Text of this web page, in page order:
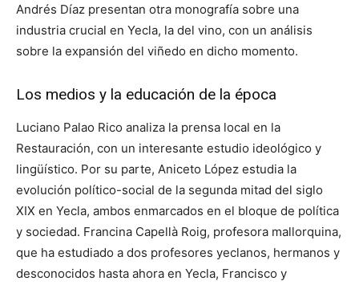
Andrés Díaz presentan otra monografía sobre una
industria crucial en Yecla, la del vino, con un análisis
sobre la expansión del viñedo en dicho momento.
Los medios y la educación de la época
Luciano Palao Rico analiza la prensa local en la
Restauración, con un interesante estudio ideológico y
lingüístico. Por su parte, Aniceto López estudia la
evolución político-social de la segunda mitad del siglo
XIX en Yecla, ambos enmarcados en el bloque de política
y sociedad. Francina Capellà Roig, profesora mallorquina,
que ha estudiado a dos profesores yeclanos, hermanos y
desconocidos hasta ahora en Yecla, Francisco y